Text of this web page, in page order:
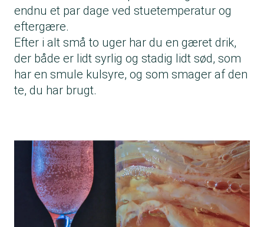
endnu et par dage ved stuetemperatur og
eftergære.
Efter i alt små to uger har du en gæret drik,
der både er lidt syrlig og stadig lidt sød, som
har en smule kulsyre, og som smager af den
te, du har brugt.